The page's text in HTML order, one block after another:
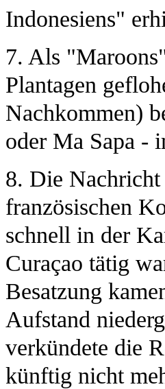
Indonesiens"
7. Als
Plantagen
Nachkommen)
oder Ma Sapa -
8. Die
französischen
schnell in der
Curaçao tätig
Besatzung
Aufstand
verkündete die
künftig nicht